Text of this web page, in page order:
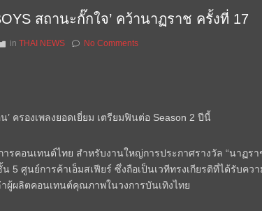
สถานะกั๊กใจ’ คว้านาฏราช ครั้งที่ 17
in THAI NEWS No Comments
’ ครองเพลงยอดเยี่ยม เตรียมฟินต่อ Season 2 ปีนี้
รคอนเทนต์ไทย สำหรับงานใหญ่การประกาศรางวัล “นาฏรา
5 ศูนย์การค้าเอ็มสเฟียร์ ซึ่งถือเป็นเวทีทรงเกียรติที่ได้รับคว
ผู้ผลิตคอนเทนต์คุณภาพในวงการบันเทิงไทย